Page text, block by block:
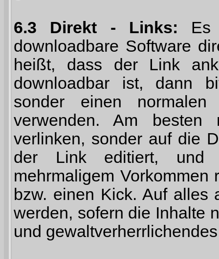
6.3 Direkt - Links: Es
downloadbare Software
heißt, dass der Link
downloadbar ist, dann
sonder einen
verwenden. Am
verlinken, sonder auf die
der Link editiert, und
mehrmaligem
bzw. einen Kick. Auf alles
werden, sofern die Inhalte
und